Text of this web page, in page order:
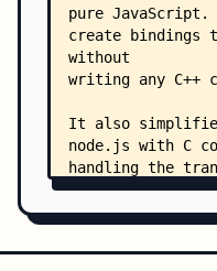
│       ├──
│       ├──
│       │
│       │
│       │
│       │
│       │
│       │
│       │
│       │